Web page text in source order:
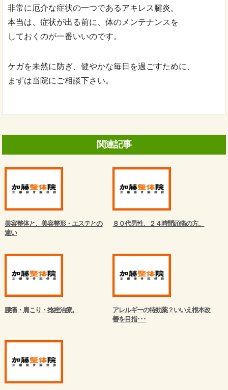
非常に厄介な症状の一つであるアキレス腱炎。
本当は、症状が出る前に、体のメンテナンスを
しておくのが一番いいのです。
ケガを未然に防ぎ、健やかな毎日を過ごすために、
まずは当院にご相談下さい。
関連記事
美容整体と、美容整形・エステとの
違い
８０代男性、２４時間頭痛の方。
腰痛・肩こり・捻挫治療。
アレルギーの特効薬？いいえ根本改
善を目指･･･